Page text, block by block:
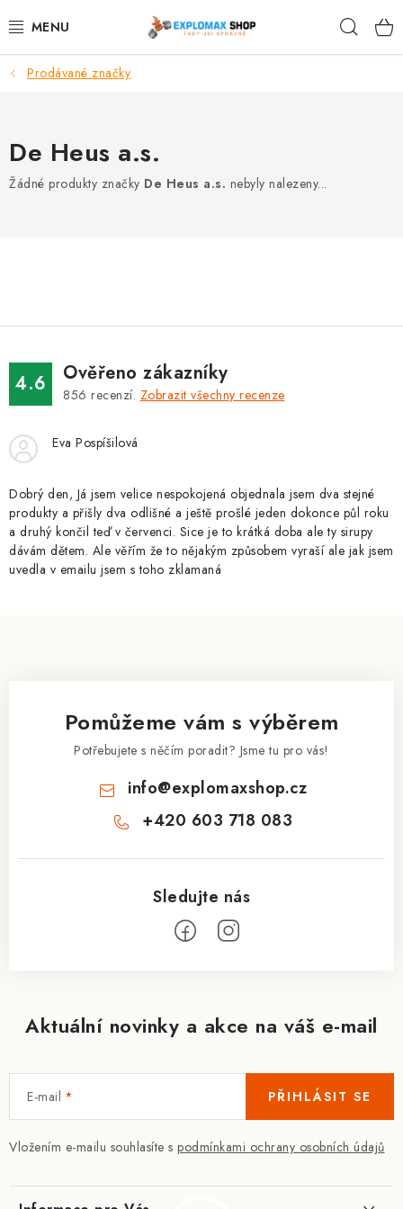
na
%AKCE
ZNAČKY
Kontakty Slovník pojmů
Podmínky ochrany osobních údajů
Doprava a platba
Slevový systém
Vše o nákupu
Prodávané značky
De Heus a.s.
Žádné produkty značky De Heus a.s. nebyly nalezeny...
4.6 Ověřeno zákazníky
856 recenzí. Zobrazit všechny recenze
Eva Pospíšilová
Dobrý den, Já jsem velice nespokojená objednala jsem dva stejné
produkty a přišly dva odlišné a ještě prošlé jeden dokonce půl roku
a druhý končil teď v červenci. Sice je to krátká doba ale ty sirupy
dávám dětem. Ale věřím že to nějakým způsobem vyraší ale jak jsem
uvedla v emailu jsem s toho zklamaná
Aktuální novinky a akce na váš e-mail
E-mail
Vložením e-mailu souhlasíte s podmínkami ochrany osobních údajů
PŘIHLÁSIT SE
Pomůžeme vám s výběrem
Potřebujete s něčím poradit? Jsme tu pro vás!
info@explomaxshop.cz
+420 603 718 083